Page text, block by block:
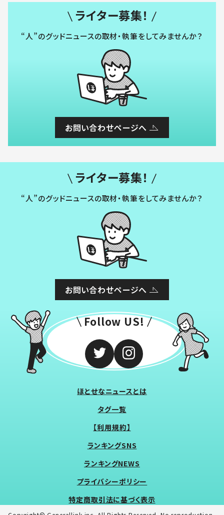
ライター募集！
“人”のグッドニュースの取材・執筆をしてみませんか？
お問い合わせページへ
ライター募集！
“人”のグッドニュースの取材・執筆をしてみませんか？
お問い合わせページへ
Follow US!
ほとせなニュースとは
タグ一覧
【利用規約】
ランキングSNS
ランキングNEWS
プライバシーポリシー
特定商取引法に基づく表示